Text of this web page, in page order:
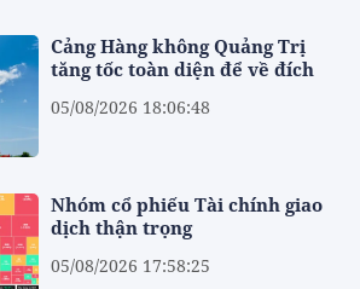
Cảng Hàng không Quảng Trị
tăng tốc toàn diện để về đích
05/08/2026 18:06:48
Nhóm cổ phiếu Tài chính giao
dịch thận trọng
05/08/2026 17:58:25